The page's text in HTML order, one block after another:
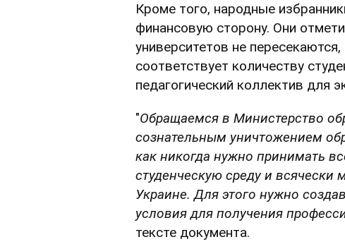
Кроме того, народные
финансовую сторону. Они
университетов не
соответствует количеству
педагогический коллектив для
"Обращаемся в Министерство
сознательным уничтожением
как никогда нужно принимать
студенческую среду и всячески
Украине. Для этого нужно
условия для получения
тексте документа.